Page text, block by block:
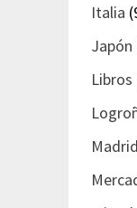
Italia
Japón
Libros
Madrid